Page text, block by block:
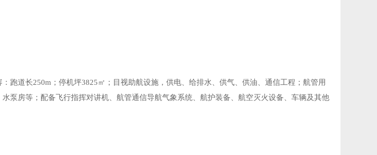
跑道长250m；停机坪3825㎡；目视助航设施，供电、给排水、供气、供油、通信工程；航管用
泵房等；配备飞行指挥对讲机、航管通信导航气象系统、航护装备、航空灭火设备、车辆及其他